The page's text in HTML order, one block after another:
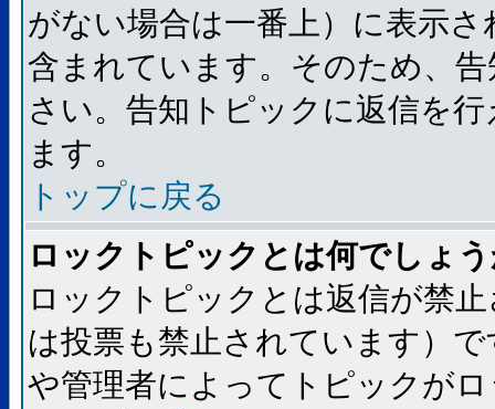
がない場合は一番上）に表示
含まれています。そのため、
さい。告知トピックに返信を
ます。
トップに戻る
ロックトピックとは何でしょ
ロックトピックとは返信が禁
は投票も禁止されています）
や管理者によってトピックが